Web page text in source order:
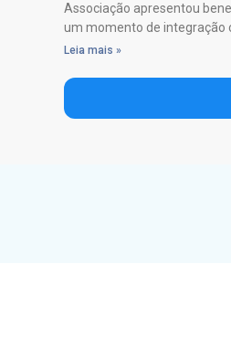
Associação apresentou
um momento de integração
Leia mais »